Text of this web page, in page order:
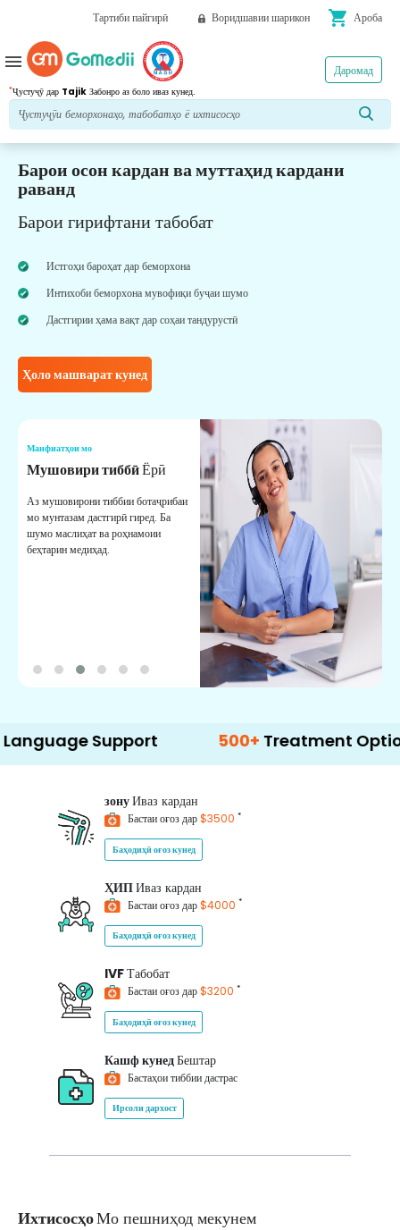
Тартиби пайгирӣ Воридшавии шарикон shopping_cart Ароба
*Ҷустуҷӯ дар Tajik Забонро аз боло иваз кунед.
Даромад
menu
Барои осон кардан ва муттаҳид кардани
раванд
Барои гирифтани табобат
Истгоҳи бароҳат дар беморхона
Интихоби беморхона мувофиқи буҷаи шумо
Дастгирии ҳама вақт дар соҳаи тандурустӣ
Ҳоло машварат кунед
Манфиатҳои мо
Мушовири тиббӣЁрӣ
Аз мушовирони тиббии ботаҷрибаи
мо мунтазам дастгирӣ гиред. Ба
шумо маслиҳат ва роҳнамоии
беҳтарин медиҳад.
Support 500+ Treatment Options
зонуИваз кардан
Бастаи оғоз дар$3500 *
Баҳодиҳӣ оғоз кунед
ҲИПИваз кардан
Бастаи оғоз дар$4000 *
Баҳодиҳӣ оғоз кунед
IVFТабобат
Бастаи оғоз дар$3200 *
Баҳодиҳӣ оғоз кунед
Кашф кунедБештар
Бастаҳои тиббии дастрас
Ирсоли дархост
ИхтисосҳоМо пешниҳод мекунем